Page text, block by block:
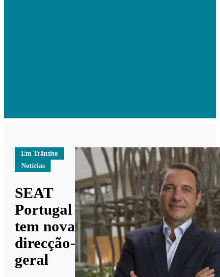
Em Trânsito
Notícias
SEAT
Portugal
tem nova
direcção-
geral